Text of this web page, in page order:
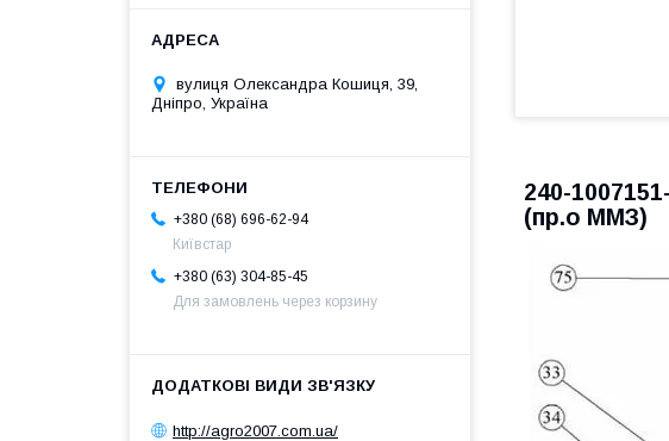
240-
(пр.о ММЗ)
вулиця Олександра Кошиця, 39,
Дніпро, Україна
+380 (68) 696-62-94
Київстар
+380 (63) 304-85-45
Для замовлень через корзину
http://agro2007.com.ua/